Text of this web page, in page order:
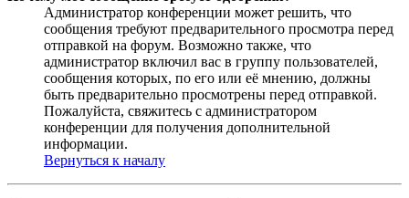
Администратор конференции может решить, что
сообщения требуют предварительного просмотра перед
отправкой на форум. Возможно также, что
администратор включил вас в группу пользователей,
сообщения которых, по его или её мнению, должны
быть предварительно просмотрены перед отправкой.
Пожалуйста, свяжитесь с администратором
конференции для получения дополнительной
информации.
Вернуться к началу